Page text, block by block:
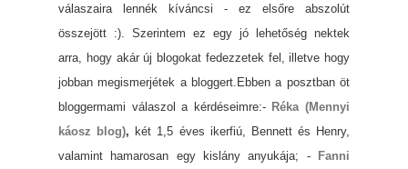
válaszaira lennék kíváncsi - ez elsőre abszolút
összejött :). Szerintem ez egy jó lehetőség nektek
arra, hogy akár új blogokat fedezzetek fel, illetve hogy
jobban megismerjétek a bloggert. Ebben a posztban öt
bloggermami válaszol a kérdéseimre:- Réka (Mennyi
káosz blog), két 1,5 éves ikerfiú, Bennett és Henry,
valamint hamarosan egy kislány anyukája; -
Fanni